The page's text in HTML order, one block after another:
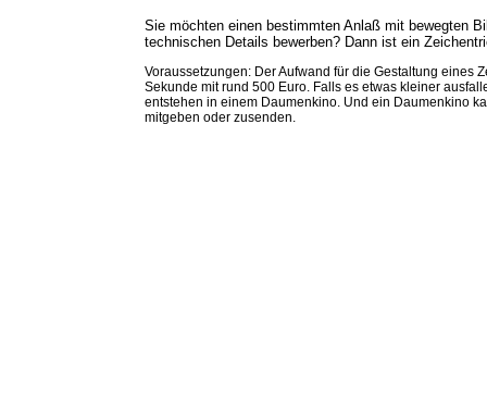
Sie möchten einen bestimmten Anlaß mit bewegten
technischen Details bewerben? Dann ist ein
Voraussetzungen: Der Aufwand für die Gestaltung eines
Sekunde mit rund 500 Euro. Falls es etwas kleiner
entstehen in einem Daumenkino. Und ein Daumenkino
mitgeben oder zusenden.